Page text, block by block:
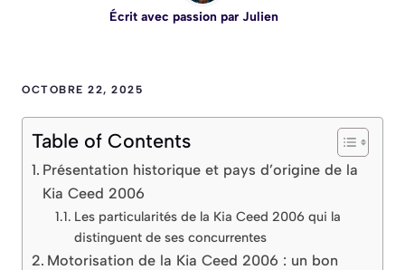
Écrit avec passion par Julien
OCTOBRE 22, 2025
Table of Contents
Présentation historique et pays d’origine de la
Kia Ceed 2006
Les particularités de la Kia Ceed 2006 qui la
distinguent de ses concurrentes
Motorisation de la Kia Ceed 2006 : un bon